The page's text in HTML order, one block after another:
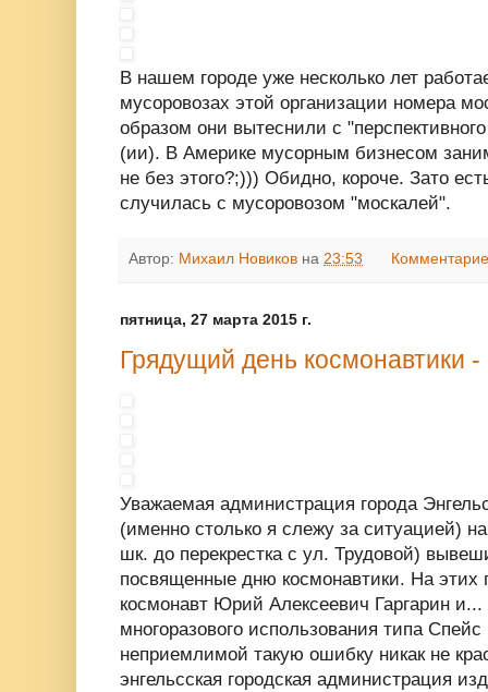
В нашем городе уже несколько лет
мусоровозах этой организации номера
образом они вытеснили с
(ии). В Америке мусорным бизнесом
не без этого?;))) Обидно, короче. Зато
случилась с мусоровозом "москалей".
Автор: Михаил Новиков на 23:53
пятница, 27 марта 2015 г.
Грядущий день космонавтики -
Уважаемая администрация города
(именно столько я слежу за ситуацией)
шк. до перекрестка с ул. Трудовой)
посвященные дню космонавтики. На этих
космонавт Юрий Алексеевич Гаргарин и...
многоразового использования типа
неприемлимой такую ошибку никак не
энгельсская городская администрация